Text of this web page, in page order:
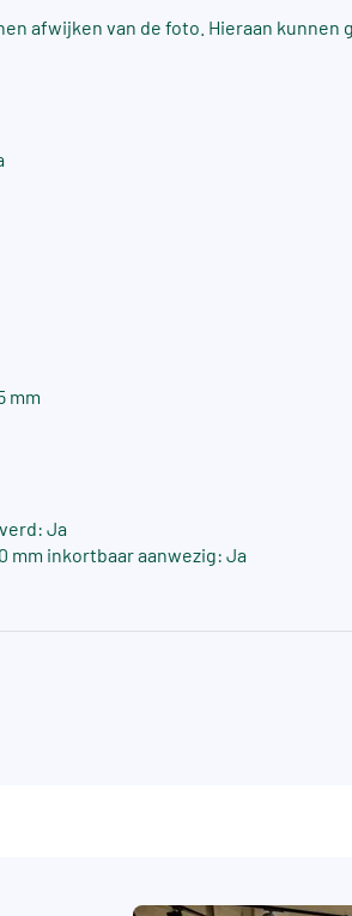
afwijken van de foto. Hieraan kunnen
mm
Ja
mm inkortbaar aanwezig: Ja